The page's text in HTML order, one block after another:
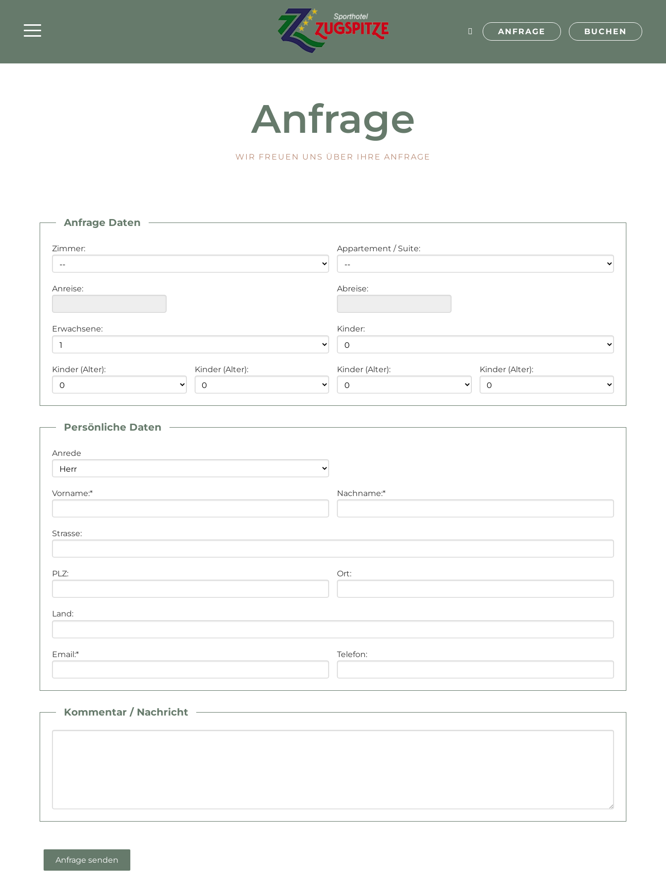
ANFRAGE BUCHEN
Home
Zimmer & Preise
Vitaloase
Restaurant
Familienurlaub
Sommer
Winter
Kontakt & Anfrage
» Übersicht » Buchen » Anfrage
Anfrage
WIR FREUEN UNS ÜBER IHRE ANFRAGE
Anfrage Daten
Zimmer: Appartement / Suite:
Anreise: Abreise:
Erwachsene: Kinder:
Kinder (Alter): Kinder (Alter): Kinder (Alter): Kinder (Alter):
Persönliche Daten
Anrede
Vorname:* Nachname:*
Strasse:
PLZ: Ort:
Land:
Email:* Telefon:
Kommentar / Nachricht